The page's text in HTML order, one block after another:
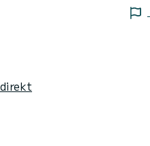
zu all